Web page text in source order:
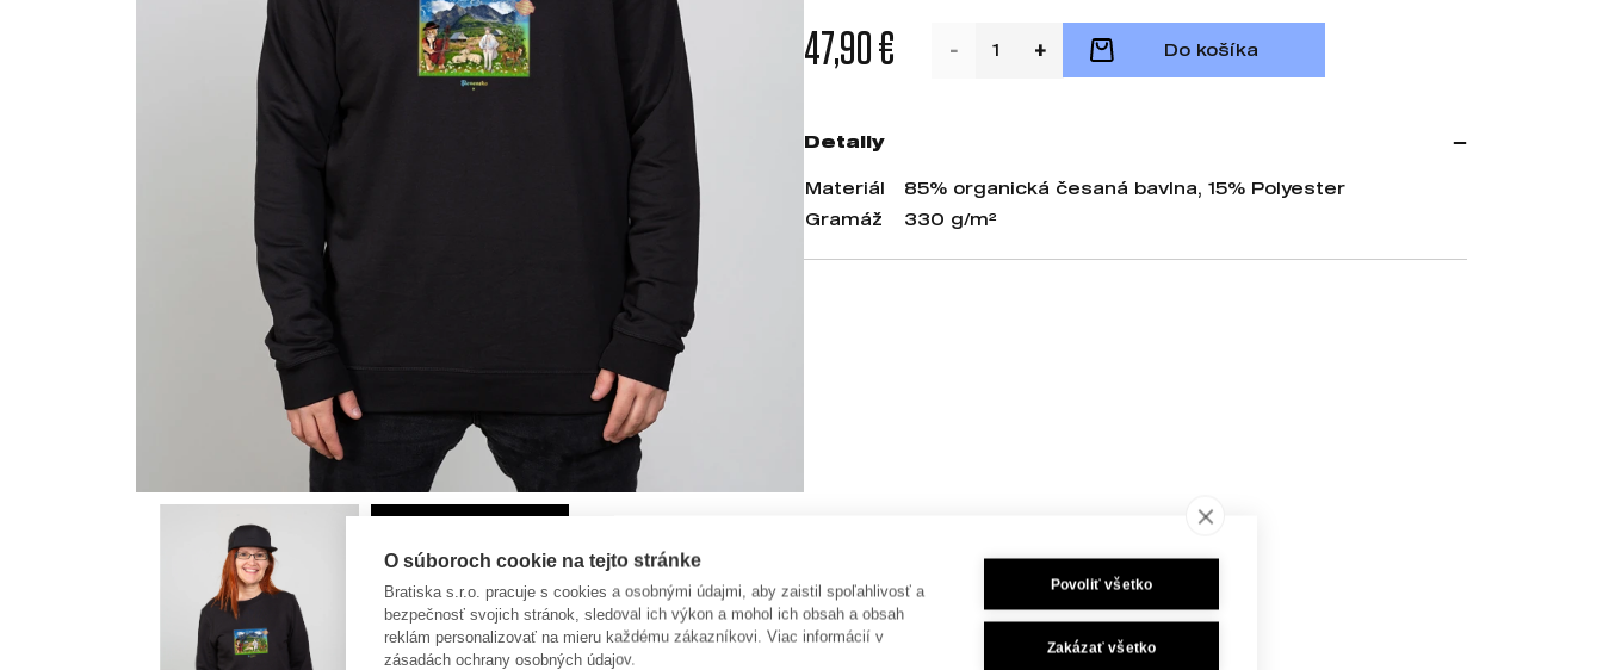
47,90 € Do košíka
Detaily
Materiál
85% organická česaná bavlna, 15% Polyester
Gramáž
330 g/m²
O súboroch cookie na tejto stránke
Bratiska s.r.o. pracuje s cookies a osobnými údajmi, aby zaistil spoľahlivosť a
bezpečnosť svojich stránok, sledoval ich výkon a mohol ich obsah a obsah
reklám personalizovať na mieru každému zákazníkovi. Viac informácií v
zásadách ochrany osobných údajov.
Povoliť všetko
Zakázať všetko